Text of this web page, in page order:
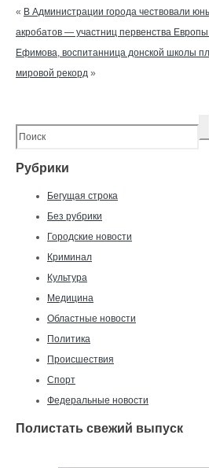
« В Администрации города чествовали
акробатов — участниц первенства Европы
Ефимова, воспитанница донской школы
мировой рекорд »
Рубрики
Бегущая строка
Без рубрики
Городские новости
Криминал
Культура
Медицина
Областные новости
Политика
Происшествия
Спорт
Федеральные новости
Полистать свежий выпуск